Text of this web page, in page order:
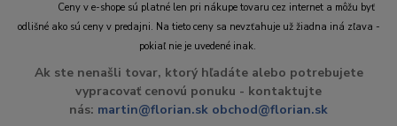
Ceny v e-shope sú platné len pri nákupe tovaru cez internet a môžu byť
odlišné ako sú ceny v predajni. Na tieto ceny sa nevzťahuje už žiadna iná zľava -
pokiaľ nie je uvedené inak.
Ak ste nenašli tovar, ktorý hľadáte alebo potrebujete
vypracovať cenovú ponuku - kontaktujte
nás: martin@florian.sk obchod@florian.sk